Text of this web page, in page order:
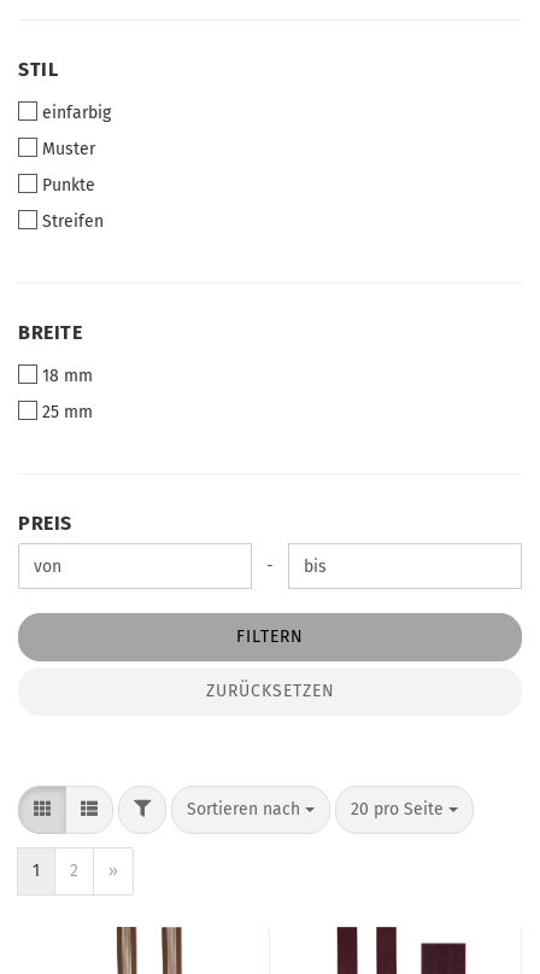
STIL
STIL
einfarbig
Muster
Punkte
Streifen
BREITE
BREITE
18 mm
25 mm
PREIS
PREIS
Preis bis -
FILTERN
ZURÜCKSETZEN
FILTERSortieren nach
Sortieren nach 20 pro Seite
pro Seite
1 2 »